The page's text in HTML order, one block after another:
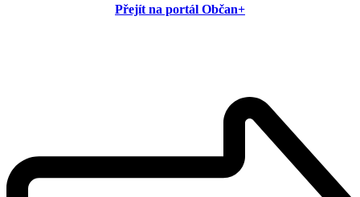
Přejít na portál Občan+